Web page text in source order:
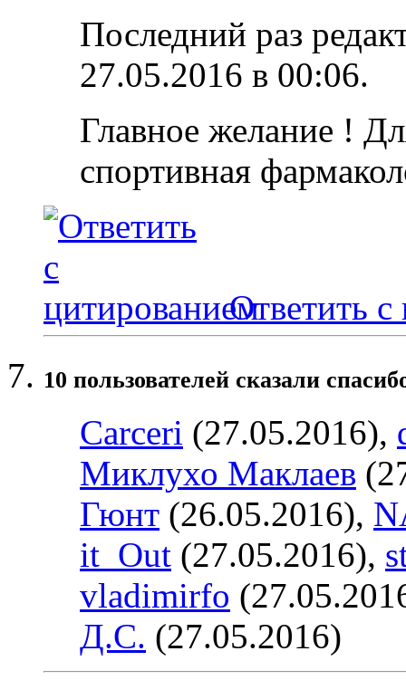
Последний раз
27.05.2016 в 00:06.
Главное желание !
спортивная
Ответить с
10 пользователей сказали
Carceri (27.05.2016),
Миклухо Маклаев
Гюнт (26.05.2016),
it_Out (27.05.2016),
vladimirfo
Д.С. (27.05.2016)